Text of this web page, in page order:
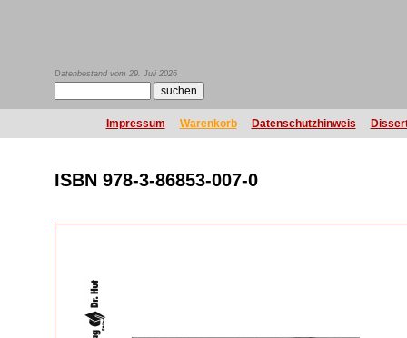
Datenbestand vom 29. Juli 2026
Impressum Warenkorb Datenschutzhinweis
ISBN 978-3-86853-007-0